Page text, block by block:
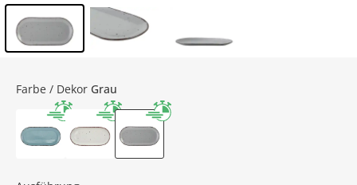
Farbe / Dekor Grau